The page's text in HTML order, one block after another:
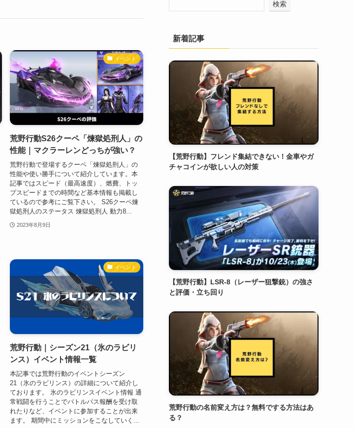
イベント
荒野行動S26クーペ「煉獄処刑人」の
性能｜マクラーレンどっちが強い？
荒野行動で登場するクーペ「煉獄処刑人」の
性能や使い勝手について紹介しています。本
記事ではスピード（最高速度）、燃費、トッ
プスピードまでの時間など基本情報も掲載し
ているので参考にご覧下さい。 S26クーペ煉
獄処刑人のステータス 煉獄処刑人 動力8...
2023年8月9日
イベント
荒野行動｜シーズン21（氷のラビリ
ンス）イベント情報一覧
本記事では荒野行動のイベントシーズン
21（氷のラビリンス）の詳細について紹介し
ております。 氷のラビリンスイベント情報 通
常戦闘を行うことでバトルパス報酬を受け取
れたりなど、イベントに参加することが出来
ます。 期間中にミッションをこなしていく...
検索
新着記事
【荒野行動】フレンド集結できない！金車やガ
チャコインが欲しい人の対策
【荒野行動】LSR-8（レーザー狙撃銃）の強さ
と評価・立ち回り
荒野行動の名前変え方は？無料でする方法はあ
る？